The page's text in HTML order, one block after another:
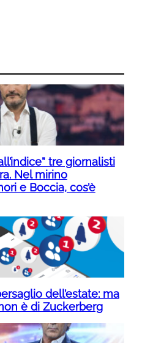
tre giornalisti
Nel mirino
e Boccia, cos’è
dell’estate: ma
è di Zuckerberg